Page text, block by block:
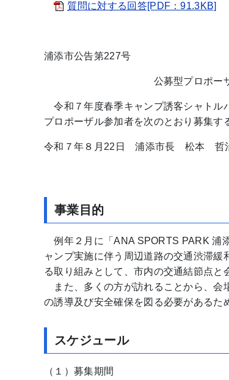
質問に対する回答[PDF：91.3KB]
浦添市公告第227号
公募型プロポーザルに
令和７年度春季キャンプ誘客シャトル
プロポーザル参加者を次のとおり募集す
令和７年８月22日 浦添市長 松本 哲
事業目的
例年２月に「ANA SPORTS PARK 浦
ャンプ実施に伴う周辺道路の交通渋滞
る取り組みとして、市内の交通結節点と
また、多くの方が訪れることから、会
の誘導及び安全確保を図る必要があるた
スケジュール
（１）募集期間 令和７年８